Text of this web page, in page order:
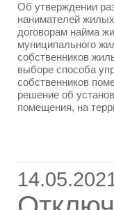
Об утверждении
нанимателей
договорам найма
муниципального
собственников
выборе способа
собственников
решение об
помещения, на